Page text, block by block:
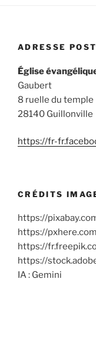
ADRESSE
Église
Gaubert
8 ruelle du temple
28140 Guillonville
https://fr-
CRÉDITS
https://
https://pxhere.com
https://
https://
IA : Gemini